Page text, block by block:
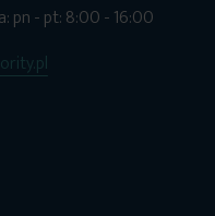
pn - pt: 8:00 - 16:00